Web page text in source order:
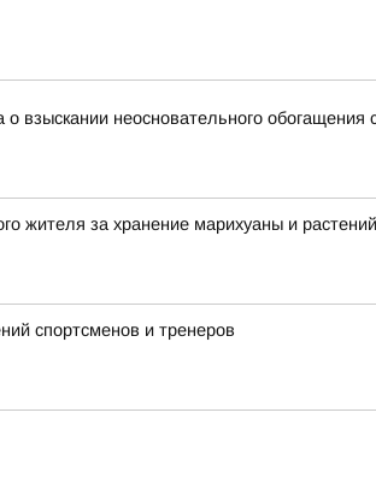
взыскании неосновательного
жителя за хранение марихуаны и
спортсменов и тренеров